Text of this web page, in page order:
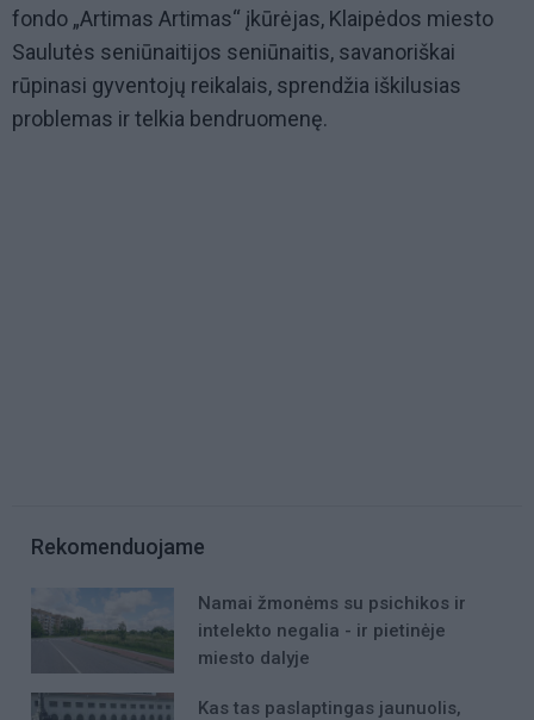
fondo „Artimas Artimas“ įkūrėjas, Klaipėdos miesto
Saulutės seniūnaitijos seniūnaitis, savanoriškai
rūpinasi gyventojų reikalais, sprendžia iškilusias
problemas ir telkia bendruomenę.
Rekomenduojame
Namai žmonėms su psichikos ir
intelekto negalia - ir pietinėje
miesto dalyje
Kas tas paslaptingas jaunuolis,